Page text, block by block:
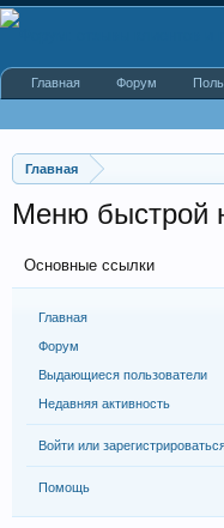
Главная
Меню быстрой
Основные ссылки
Главная
Форум
Выдающиеся пользователи
Недавняя активность
Войти или
Помощь
Главная Форум